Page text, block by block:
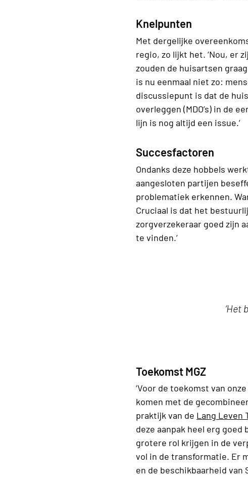
Knelpunten
Met dergelijke
regio, zo lijkt het. ‘Nou, er
zouden de huisartsen
is nu eenmaal niet zo:
discussiepunt is dat de
overleggen (MDO’s) in de
lijn is nog altijd een issue.’
Succesfactoren
Ondanks deze hobbels
aangesloten partijen
problematiek erkennen.
Cruciaal is dat het
zorgverzekeraar goed zijn
te vinden.’
‘Het
Toekomst MGZ
‘Voor de toekomst van
komen met de
praktijk van de Lang Leven
deze aanpak heel erg
grotere rol krijgen in de
vol in de transformatie. Er
en de beschikbaarheid van